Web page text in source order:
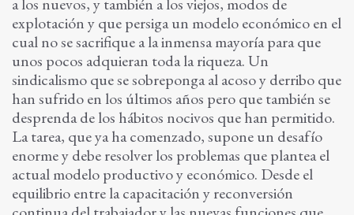
a los nuevos, y también a los viejos, modos de
explotación y que persiga un modelo económico en el
cual no se sacrifique a la inmensa mayoría para que
unos pocos adquieran toda la riqueza. Un
sindicalismo que se sobreponga al acoso y derribo que
han sufrido en los últimos años pero que también se
desprenda de los hábitos nocivos que han permitido.
La tarea, que ya ha comenzado, supone un desafío
enorme y debe resolver los problemas que plantea el
actual modelo productivo y económico. Desde el
equilibrio entre la capacitación y reconversión